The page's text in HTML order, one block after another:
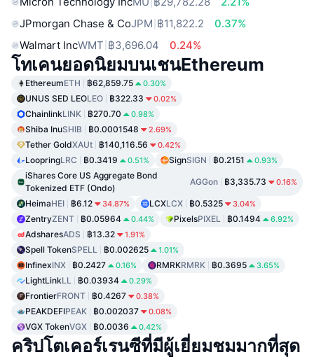
JPmorgan Chase & CoJPM ฿11,822.2
0.37%
Walmart IncWMT ฿3,696.04 0.24%
โทเคนยอดนิยมบนเชนEthereum
EthereumETH ฿62,859.75 0.30%
UNUS SED LEOLEO ฿322.33 0.02%
ChainlinkLINK ฿270.70 0.98%
Shiba InuSHIB ฿0.0001548 2.69%
Tether GoldXAUt ฿140,116.56 0.42%
LoopringLRC ฿0.3419 0.51% SignSIGN ฿0.2151 0.93%
iShares Core US Aggregate Bond
Tokenized ETF (Ondo)
AGGon ฿3,335.73 0.16%
HeimaHEI ฿6.12 34.87% LCXLCX ฿0.5325 3.04%
ZentryZENT ฿0.05964 0.44% PixelsPIXEL ฿0.1494 6.92%
AdsharesADS ฿13.32 1.91%
Spell TokenSPELL ฿0.002625 1.01%
InfinexINX ฿0.2427 0.16% RMRKRMRK ฿0.3695 3.65%
LightLinkLL ฿0.03934 0.29%
FrontierFRONT ฿0.4267 0.38%
PEAKDEFIPEAK ฿0.002037 0.08%
VGX TokenVGX ฿0.0036 0.42%
คริปโตเคอร์เรนซีที่มีผู้เยี่ยมชมมากที่สุด